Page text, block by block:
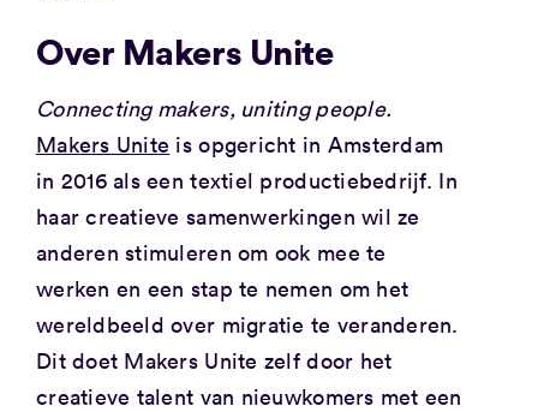
Over Makers Unite
Connecting makers, uniting people.
Makers Unite is opgericht in Amsterdam
in 2016 als een textiel productiebedrijf. In
haar creatieve samenwerkingen wil ze
anderen stimuleren om ook mee te
werken en een stap te nemen om het
wereldbeeld over migratie te veranderen.
Dit doet Makers Unite zelf door het
creatieve talent van nieuwkomers met een